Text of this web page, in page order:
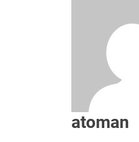
atoman